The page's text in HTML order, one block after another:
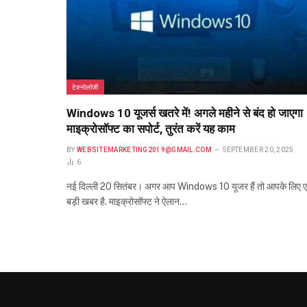
टेक्नोलॉजी
Windows 10 यूजर्स खतरे में! अगले महीने से बंद हो जाएगा
माइक्रोसॉफ्ट का सपोर्ट, तुरंत करें यह काम
BY WEBSITEMARKETING2019@GMAIL.COM
SEPTEMBER 20, 2025
6
नई दिल्ली 20 सितंबर। अगर आप Windows 10 यूजर हैं तो आपके लिए
बड़ी खबर है. माइक्रोसॉफ्ट ने ऐलान…